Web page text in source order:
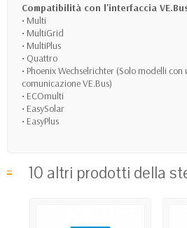
Compatibilità con l'interfaccia
• Multi
• MultiGrid
• MultiPlus
• Quattro
• Phoenix Wechselrichter (Solo modelli
comunicazione VE.Bus)
• ECOmulti
• EasySolar
• EasyPlus
10 altri prodotti della